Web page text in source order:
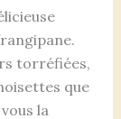
torréfiées,
que
la